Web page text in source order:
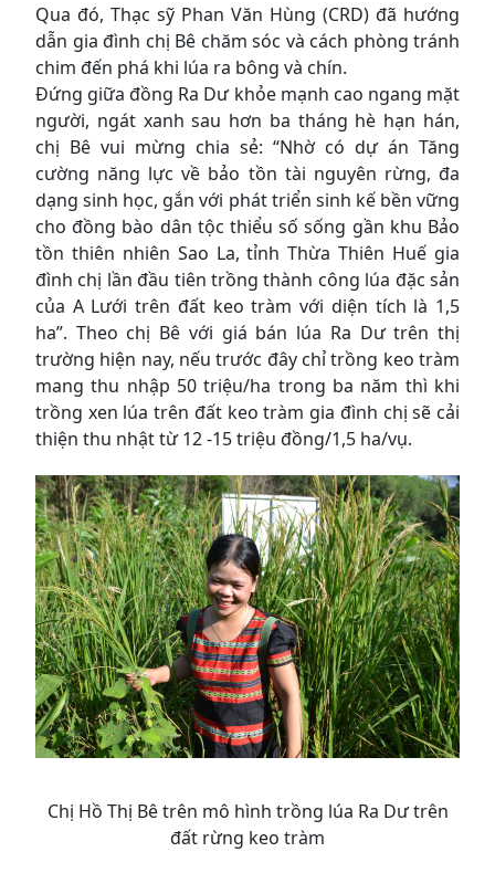
Qua đó, Thạc sỹ Phan Văn Hùng (CRD) đã hướng
dẫn gia đình chị Bê chăm sóc và cách phòng tránh
chim đến phá khi lúa ra bông và chín.
Đứng giữa đồng Ra Dư khỏe mạnh cao ngang mặt
người, ngát xanh sau hơn ba tháng hè hạn hán,
chị Bê vui mừng chia sẻ: “Nhờ có dự án Tăng
cường năng lực về bảo tồn tài nguyên rừng, đa
dạng sinh học, gắn với phát triển sinh kế bền vững
cho đồng bào dân tộc thiểu số sống gần khu Bảo
tồn thiên nhiên Sao La, tỉnh Thừa Thiên Huế gia
đình chị lần đầu tiên trồng thành công lúa đặc sản
của A Lưới trên đất keo tràm với diện tích là 1,5
ha”. Theo chị Bê với giá bán lúa Ra Dư trên thị
trường hiện nay, nếu trước đây chỉ trồng keo tràm
mang thu nhập 50 triệu/ha trong ba năm thì khi
trồng xen lúa trên đất keo tràm gia đình chị sẽ cải
thiện thu nhật từ 12 -15 triệu đồng/1,5 ha/vụ.
Chị Hồ Thị Bê trên mô hình trồng lúa Ra Dư trên
đất rừng keo tràm